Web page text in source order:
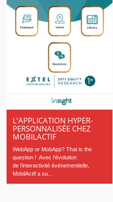
L’APPLICATION HYPER-
PERSONNALISÉE CHEZ
MOBILACTIF
WebApp or MobApp? That is the
question ! Avec l’évolution
de l’interactivité événementielle,
MobilActif a su...